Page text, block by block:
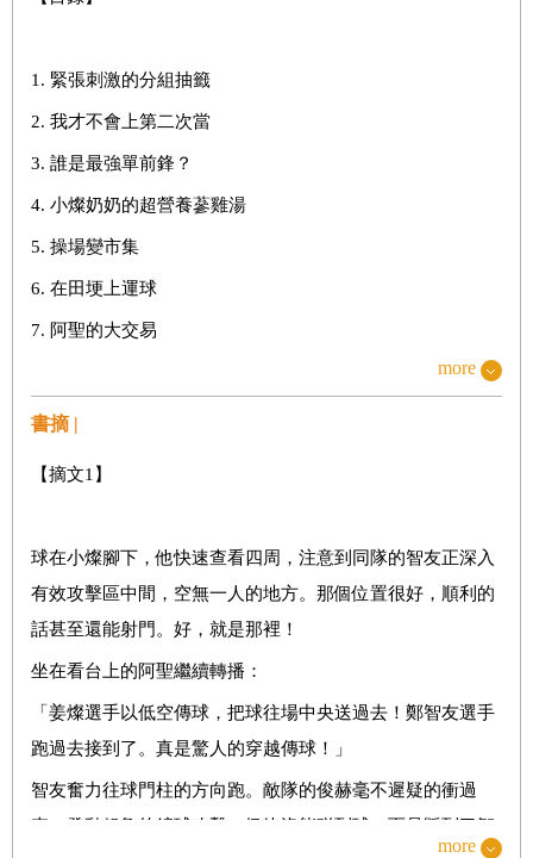
1. 緊張刺激的分組抽籤
2. 我才不會上第二次當
3. 誰是最強單前鋒？
4. 小燦奶奶的超營養蔘雞湯
5. 操場變市集
6. 在田埂上運球
7. 阿聖的大交易
9. 井底之蛙又怎樣！
more
書摘 |
【摘文1】
球在小燦腳下，他快速查看四周，注意到同隊的智友正深入
有效攻擊區中間，空無一人的地方。那個位置很好，順利的
話甚至還能射門。好，就是那裡！
坐在看台上的阿聖繼續轉播：
「姜燦選手以低空傳球，把球往場中央送過去！鄭智友選手
跑過去接到了。真是驚人的穿越傳球！」
智友奮力往球門柱的方向跑。敵隊的俊赫毫不遲疑的衝過
來，發動粗魯的鏟球攻擊，但他沒能碰到球，而是踩到了智
more